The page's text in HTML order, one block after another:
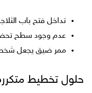
تداخل فتح باب
عدم وجود سطح
ممر ضيق يجعل
حلول تخطيط